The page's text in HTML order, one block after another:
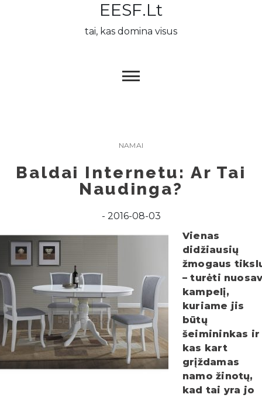
EESF.lt
tai, kas domina visus
NAMAI
Baldai Internetu: Ar Tai
Naudinga?
2016-08-03
Vienas
didžiausių
žmogaus
– turėti
kampelį,
kuriame jis
būtų
šeimininkas ir
kas kart
grįždamas
namo žinotų,
kad tai yra jo